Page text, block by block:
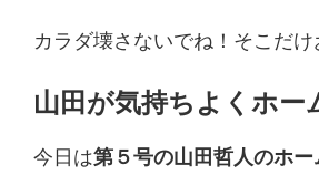
カラダ壊さないでね！そこだけ
山田が気持ちよくホー
今日は第５号の山田哲人のホー